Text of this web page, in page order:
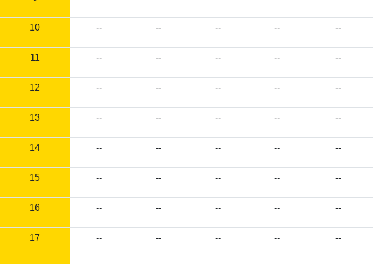
10 -- -- -- -- --
11 -- -- -- -- --
12 -- -- -- -- --
13 -- -- -- -- --
14 -- -- -- -- --
15 -- -- -- -- --
16 -- -- -- -- --
17 -- -- -- -- --